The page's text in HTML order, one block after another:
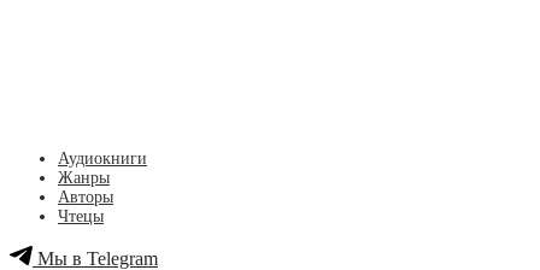
Аудиокниги
Жанры
Авторы
Чтецы
Мы в Telegram